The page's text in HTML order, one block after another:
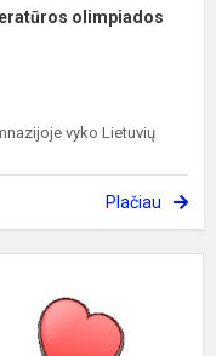
olimpiados
vyko Lietuvių
Plačiau